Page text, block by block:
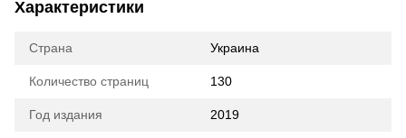
Характеристики
Страна Украина
Количество страниц 130
Год издания 2019